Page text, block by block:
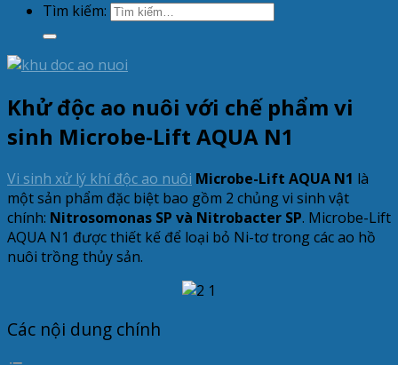
Tìm kiếm:
Khử độc ao nuôi với chế phẩm vi
sinh Microbe-Lift AQUA N1
Vi sinh xử lý khí độc ao nuôi Microbe-Lift AQUA N1 là
một sản phẩm đặc biệt bao gồm 2 chủng vi sinh vật
chính: Nitrosomonas SP và Nitrobacter SP. Microbe-Lift
AQUA N1 được thiết kế để loại bỏ Ni-tơ trong các ao hồ
nuôi trồng thủy sản.
Các nội dung chính